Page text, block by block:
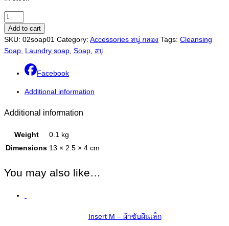
Laundry
Soap
Bar
สบู่
quantity
Add to cart
SKU: 02soap01 Category: Accessories สบู่ กล่อง Tags: Cleansing
Soap, Laundry soap, Soap, สบู่
Facebook
Additional information
Additional information
Weight
0.1 kg
Dimensions 13 × 2.5 × 4 cm
You may also like…
Insert M – ผ้าซับผืนเล็ก